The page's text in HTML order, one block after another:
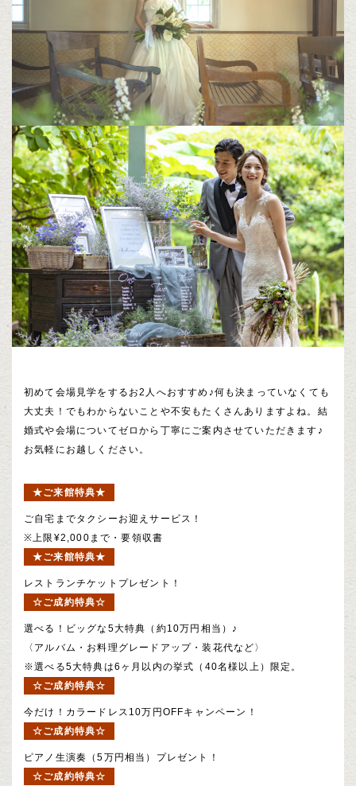
初めて会場見学をするお2人へおすすめ♪何も決まっていなくても
大丈夫！でもわからないことや不安もたくさんありますよね。結
婚式や会場についてゼロから丁寧にご案内させていただきます♪
お気軽にお越しください。
★ご来館特典★
ご自宅までタクシーお迎えサービス！
※上限¥2,000まで・要領収書
★ご来館特典★
レストランチケットプレゼント！
☆ご成約特典☆
選べる！ビッグな5大特典（約10万円相当）♪
〈アルバム・お料理グレードアップ・装花代など〉
※選べる5大特典は6ヶ月以内の挙式（40名様以上）限定。
☆ご成約特典☆
今だけ！カラードレス10万円OFFキャンペーン！
☆ご成約特典☆
ピアノ生演奏（5万円相当）プレゼント！
☆ご成約特典☆